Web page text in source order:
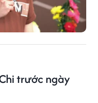
trước ngày